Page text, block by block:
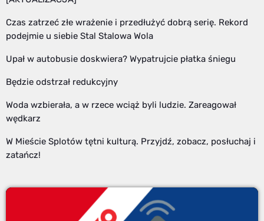
Czas zatrzeć złe wrażenie i przedłużyć dobrą serię. Rekord
podejmie u siebie Stal Stalowa Wola
Upał w autobusie doskwiera? Wypatrujcie płatka śniegu
Będzie odstrzał redukcyjny
Woda wzbierała, a w rzece wciąż byli ludzie. Zareagował
wędkarz
W Mieście Splotów tętni kulturą. Przyjdź, zobacz, posłuchaj i
zatańcz!